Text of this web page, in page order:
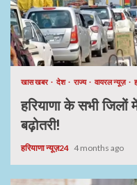
खास खबर देश राज्य वायरल न्यूज़
हरियाणा के सभी जिलों
बढ़ोतरी!
हरियाणा न्यूज़24 4 months ago